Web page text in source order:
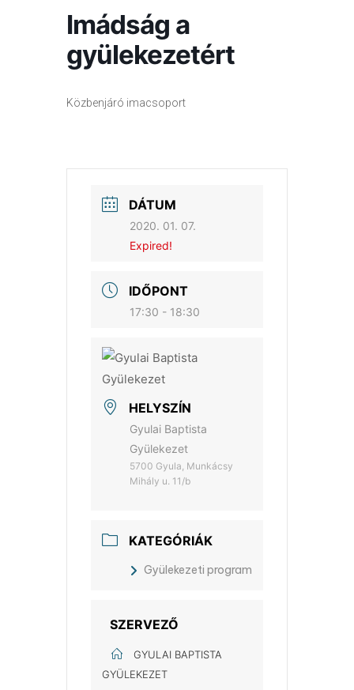
Imádság a
gyülekezetért
Közbenjáró imacsoport
DÁTUM
2020. 01. 07.
Expired!
IDŐPONT
17:30 - 18:30
HELYSZÍN
Gyulai Baptista
Gyülekezet
5700 Gyula, Munkácsy
Mihály u. 11/b
KATEGÓRIÁK
Gyülekezeti program
SZERVEZŐ
GYULAI BAPTISTA
GYÜLEKEZET